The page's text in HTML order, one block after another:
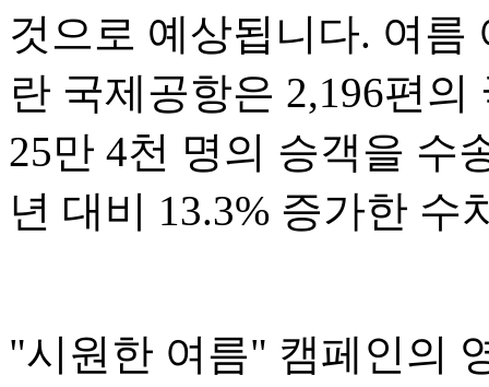
것으로 예상됩니다. 여름
란 국제공항은 2,196편
25만 4천 명의 승객을 수
년 대비 13.3% 증가한 수
"시원한 여름" 캠페인의